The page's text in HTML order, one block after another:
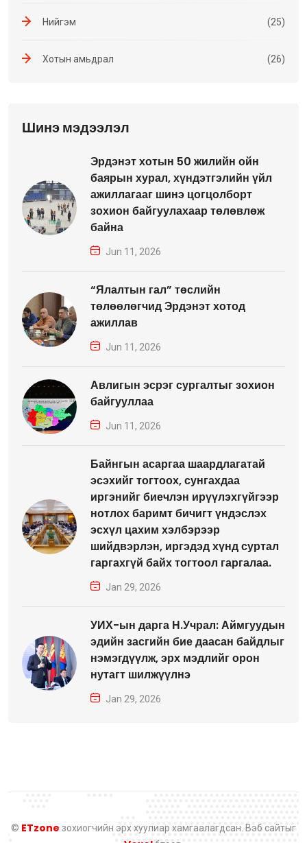
Нийгэм (25)
Хотын амьдрал (26)
Шинэ мэдээлэл
Эрдэнэт хотын 50 жилийн ойн
баярын хурал, хүндэтгэлийн үйл
ажиллагааг шинэ цогцолборт
зохион байгуулахаар төлөвлөж
байна
Jun 11, 2026
“Ялалтын гал” төслийн
төлөөлөгчид Эрдэнэт хотод
ажиллав
Jun 11, 2026
Авлигын эсрэг сургалтыг зохион
байгууллаа
Jun 11, 2026
Байнгын асаргаа шаардлагатай
эсэхийг тогтоох, сунгахдаа
иргэнийг биечлэн ирүүлэхгүйгээр
нотлох баримт бичигт үндэслэх
эсхүл цахим хэлбэрээр
шийдвэрлэн, иргэдэд хүнд суртал
гаргахгүй байх тогтоол гаргалаа.
Jan 29, 2026
УИХ-ын дарга Н.Учрал: Аймгуудын
эдийн засгийн бие даасан байдлыг
нэмэгдүүлж, эрх мэдлийг орон
нутагт шилжүүлнэ
Jan 29, 2026
© ETzone зохиогчийн эрх хуулиар хамгаалагдсан. Вэб сайтыг